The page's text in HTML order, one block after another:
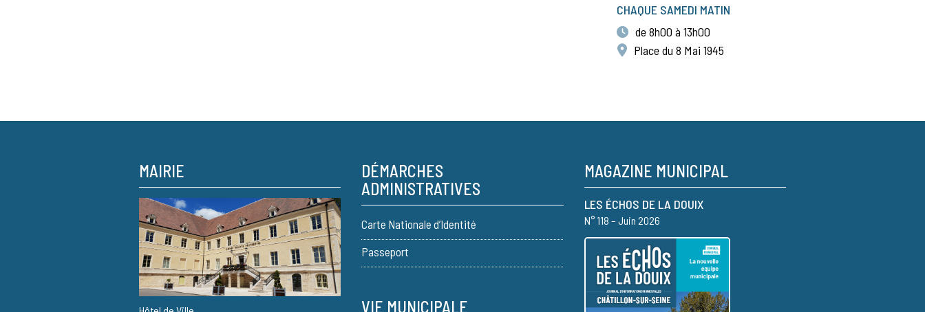
CHAQUE SAMEDI MATIN
de 8h00 à 13h00
Place du 8 Mai 1945
MAIRIE
DÉMARCHES
ADMINISTRATIVES
Carte Nationale d’Identité
Passeport
VIE MUNICIPALE
MAGAZINE MUNICIPAL
LES ÉCHOS DE LA DOUIX
N° 118 – Juin 2026